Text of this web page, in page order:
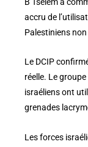
accru de
Palestiniens
Le DCIP
réelle. Le
israéliens ont
grenades
Les forces